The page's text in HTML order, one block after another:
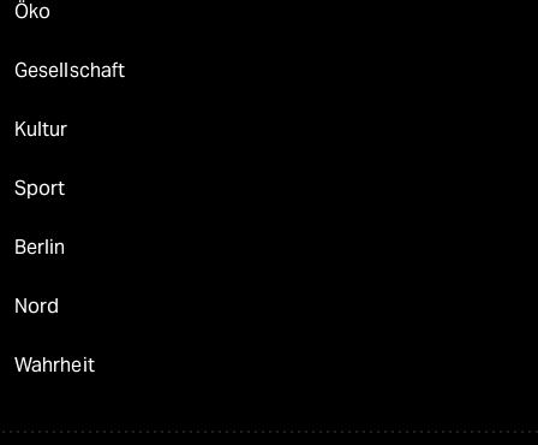
Öko
Gesellschaft
Kultur
Sport
Berlin
Nord
Wahrheit